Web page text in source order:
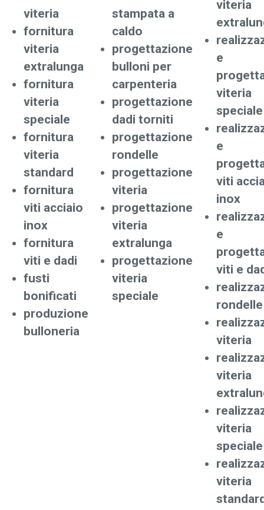
viteria
fornitura
viteria
extralunga
fornitura
viteria
speciale
fornitura
viteria
standard
fornitura
viti acciaio
inox
fornitura
viti e dadi
fusti
bonificati
produzione
bulloneria
stampata a
caldo
progettazione
bulloni per
carpenteria
progettazione
dadi torniti
progettazione
rondelle
progettazione
viteria
progettazione
viteria
extralunga
progettazione
viteria
speciale
viteria
e
viteria
speciale
e
viti
inox
e
viti e
rondelle
viteria
viteria
viteria
speciale
viteria